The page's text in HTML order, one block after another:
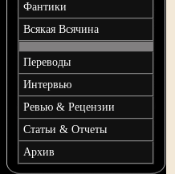
Фантики
Всякая Всячина
Переводы
Интервью
Ревью & Рецензии
Статьи & Отчеты
Архив